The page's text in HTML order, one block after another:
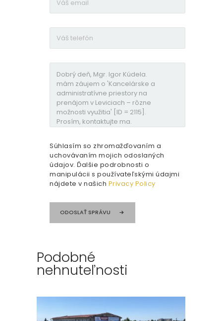
Súhlasím so zhromažďovaním a
uchovávaním mojich odoslaných
údajov. Ďalšie podrobnosti o
manipulácii s používateľskými údajmi
nájdete v našich Privacy Policy
ODOSLAŤ SPRÁVU
Podobné
nehnuteľnosti